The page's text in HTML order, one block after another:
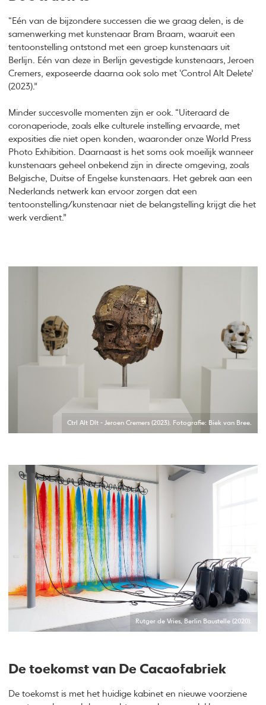
“Eén van de bijzondere successen die we graag delen, is de
samenwerking met kunstenaar Bram Braam, waaruit een
tentoonstelling ontstond met een groep kunstenaars uit
Berlijn. Eén van deze in Berlijn gevestigde kunstenaars, Jeroen
Cremers, exposeerde daarna ook solo met ‘Control Alt Delete’
(2023).”
Minder succesvolle momenten zijn er ook. “Uiteraard de
coronaperiode, zoals elke culturele instelling ervaarde, met
exposities die niet open konden, waaronder onze World Press
Photo Exhibition. Daarnaast is het soms ook moeilijk wanneer
kunstenaars geheel onbekend zijn in directe omgeving, zoals
Belgische, Duitse of Engelse kunstenaars. Het gebrek aan een
Nederlands netwerk kan ervoor zorgen dat een
tentoonstelling/kunstenaar niet de belangstelling krijgt die het
werk verdient.”
Ctrl Alt Dlt - Jeroen Cremers (2023). Fotografie: Biek van Bree.
Rutger de Vries, Berlin Baustelle (2020).
De toekomst van De Cacaofabriek
De toekomst is met het huidige kabinet en nieuwe voorziene